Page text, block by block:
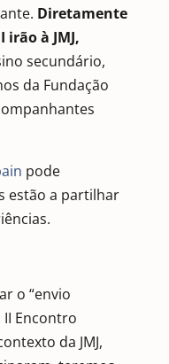
Diretamente
irão à JMJ,
secundário,
da Fundação
pode
estão a partilhar
o “envio
Encontro
da JMJ,